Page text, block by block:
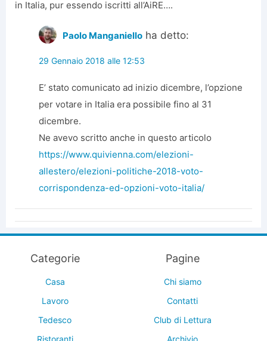
in Italia, pur essendo iscritti all’AiRE….
Paolo Manganiello ha detto:
29 Gennaio 2018 alle 12:53
E’ stato comunicato ad inizio dicembre, l’opzione
per votare in Italia era possibile fino al 31
dicembre.
Ne avevo scritto anche in questo articolo
https://www.quivienna.com/elezioni-
allestero/elezioni-politiche-2018-voto-
corrispondenza-ed-opzioni-voto-italia/
Categorie
Casa
Lavoro
Tedesco
Ristoranti
Pagine
Chi siamo
Contatti
Club di Lettura
Archivio